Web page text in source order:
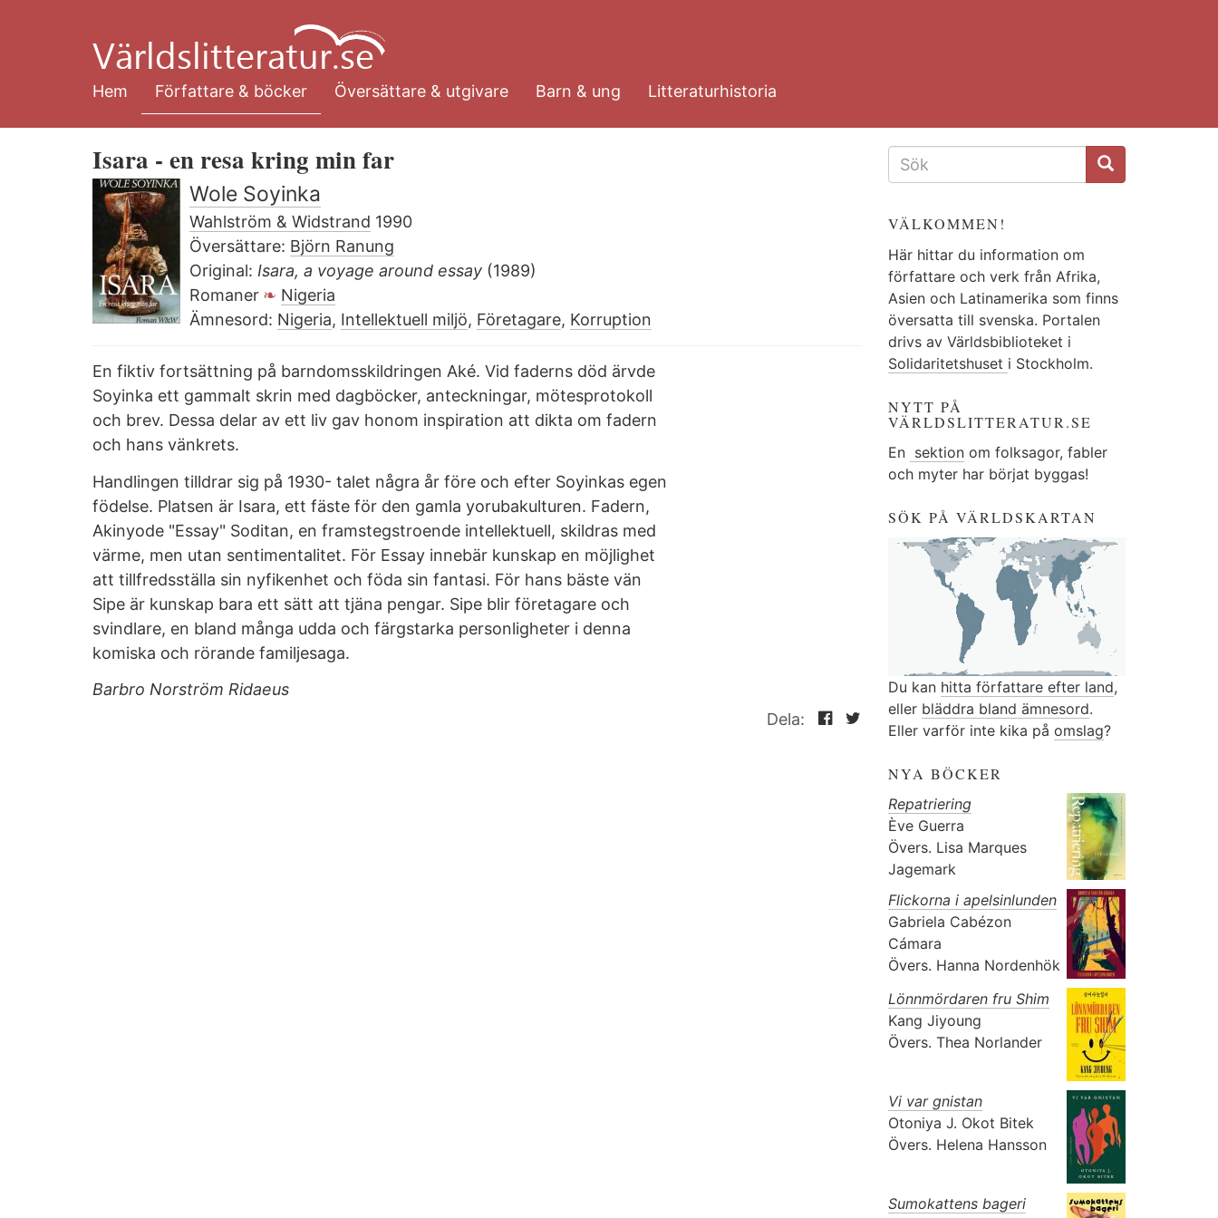
huvudinnehåll
Hem
Författare & böcker Översättare & utgivare Barn & ung Litteraturhistoria
Isara - en resa kring min far
Wole Soyinka
Wahlström & Widstrand 1990
Översättare: Björn Ranung
Original: Isara, a voyage around essay (1989)
Romaner
Nigeria
Ämnesord: Nigeria, Intellektuell miljö, Företagare, Korruption
En fiktiv fortsättning på barndomsskildringen Aké. Vid faderns död ärvde
Soyinka ett gammalt skrin med dagböcker, anteckningar, mötesprotokoll
och brev. Dessa delar av ett liv gav honom inspiration att dikta om fadern
och hans vänkrets.
Handlingen tilldrar sig på 1930- talet några år före och efter Soyinkas egen
födelse. Platsen är Isara, ett fäste för den gamla yorubakulturen. Fadern,
Akinyode "Essay" Soditan, en framstegstroende intellektuell, skildras med
värme, men utan sentimentalitet. För Essay innebär kunskap en möjlighet
att tillfredsställa sin nyfikenhet och föda sin fantasi. För hans bäste vän
Sipe är kunskap bara ett sätt att tjäna pengar. Sipe blir företagare och
svindlare, en bland många udda och färgstarka personligheter i denna
komiska och rörande familjesaga.
Barbro Norström Ridaeus
Dela:
SÖKFORMULÄR
VÄLKOMMEN!
Här hittar du information om
författare och verk från Afrika,
Asien och Latinamerika som finns
översatta till svenska. Portalen
drivs av Världsbiblioteket i
Solidaritetshuset i Stockholm.
NYTT PÅ
VÄRLDSLITTERATUR.SE
En sektionom folksagor, fabler
och myter har börjat byggas!
SÖK PÅ VÄRLDSKARTAN
Du kan hitta författare efter land,
eller bläddra bland ämnesord.
Eller varför inte kika på omslag?
NYA BÖCKER
Repatriering
Ève Guerra
Övers. Lisa Marques
Jagemark
Flickorna i apelsinlunden
Gabriela Cabézon
Cámara
Övers. Hanna Nordenhök
Lönnmördaren fru Shim
Kang Jiyoung
Övers. Thea Norlander
Vi var gnistan
Otoniya J. Okot Bitek
Övers. Helena Hansson
Sumokattens bageri